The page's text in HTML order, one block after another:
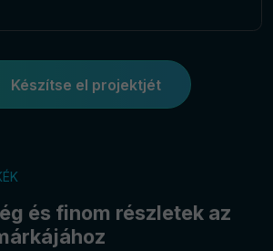
Készítse el projektjét
és finom részletek az